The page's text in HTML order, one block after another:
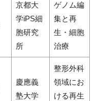
京都大
学iPS細
胞研究
所
ゲノム編
集と再
生・細胞
治療
慶應義
塾大学
整形外科
領域にお
ける再生